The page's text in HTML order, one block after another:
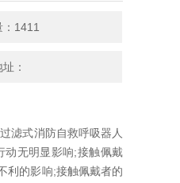
1411
：
滤式消防自救呼吸器人
动无明显影响;接触佩戴
利的影响;接触佩戴者的